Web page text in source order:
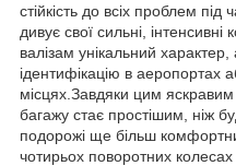
стійкість до всіх проблем
дивує свої сильні,
валізам унікальний
ідентифікацію в аеропортах
місцях.Завдяки цим
багажу стає простішим, ніж
подорожі ще більш
чотирьох поворотних